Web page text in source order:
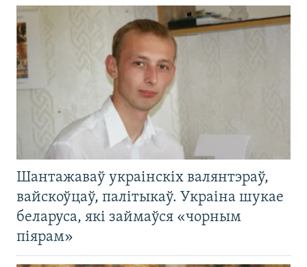
Шантажаваў украінскіх валянтэраў,
вайскоўцаў, палітыкаў. Украіна шукае
беларуса, які займаўся «чорным
піярам»